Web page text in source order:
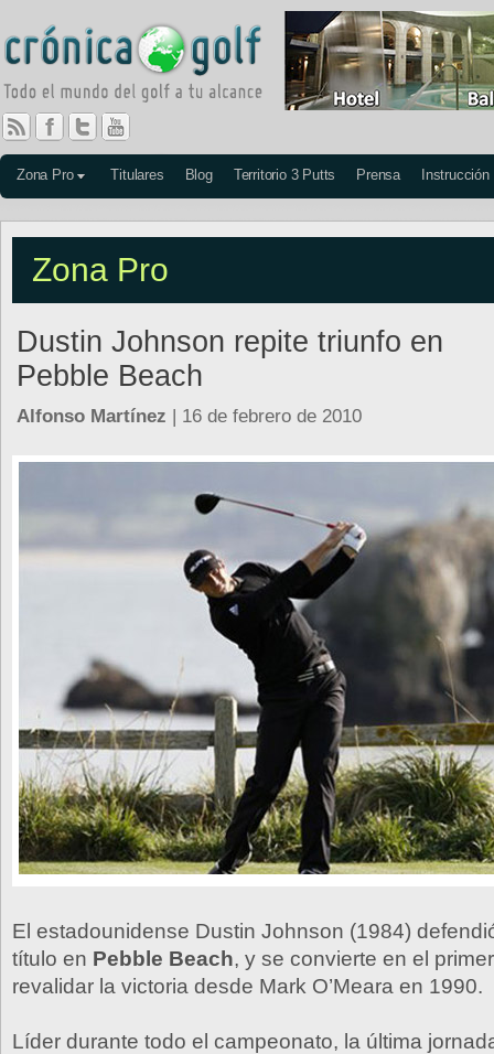
Zona Pro Titulares Blog Territorio 3 Putts Prensa Instrucción
Zona Pro
Dustin Johnson repite triunfo en
Pebble Beach
Alfonso Martínez | 16 de febrero de 2010
El estadounidense Dustin Johnson (1984)
título en Pebble Beach, y se convierte en el
revalidar la victoria desde Mark O’Meara en 1990.
Líder durante todo el campeonato, la última